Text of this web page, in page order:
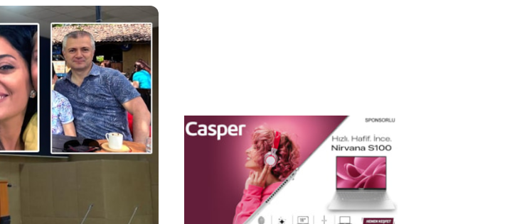
bir kadını, Anayasa
Hizbullah tahliyelerini emsal
vermelerinin ardından
dava açıldı. İki hakim